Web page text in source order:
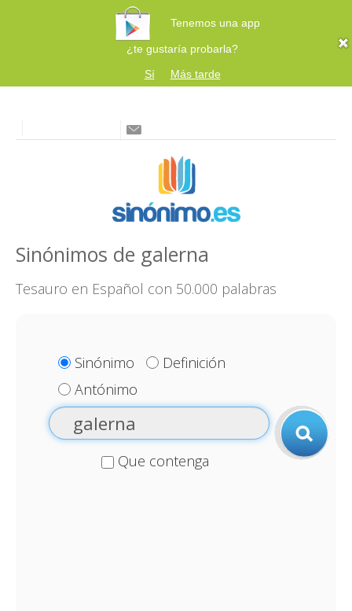
Tenemos una app
¿te gustaría probarla?
Sí
Más tarde
Sinónimos de galerna
Tesauro en Español con 50.000 palabras
Sinónimo
Definición
Antónimo
Que contenga